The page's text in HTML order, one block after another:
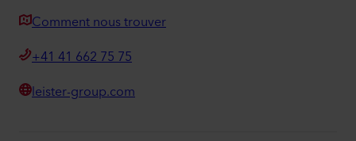
Comment nous trouver
+41 41 662 75 75
leister-group.com